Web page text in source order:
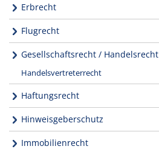
Erbrecht
Flugrecht
Gesellschaftsrecht / Handelsrecht
Handelsvertreterrecht
Haftungsrecht
Hinweisgeberschutz
Immobilienrecht